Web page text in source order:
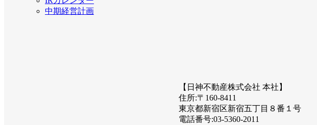
中期経営計画
【日神不動産株式会社 本社】
住所:〒160-8411
東京都新宿区新宿五丁目８番１号
電話番号:03-5360-2011